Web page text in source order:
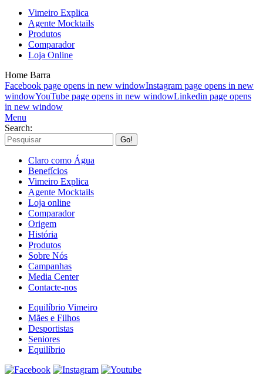
Vimeiro Explica
Agente Mocktails
Produtos
Comparador
Loja Online
Home Barra
Facebook page opens in new windowInstagram page opens in new
windowYouTube page opens in new windowLinkedin page opens
in new window
Menu
Search:
Claro como Água
Benefícios
Vimeiro Explica
Agente Mocktails
Loja online
Comparador
Origem
História
Produtos
Sobre Nós
Campanhas
Media Center
Contacte-nos
Equilíbrio Vimeiro
Mães e Filhos
Desportistas
Seniores
Equilíbrio